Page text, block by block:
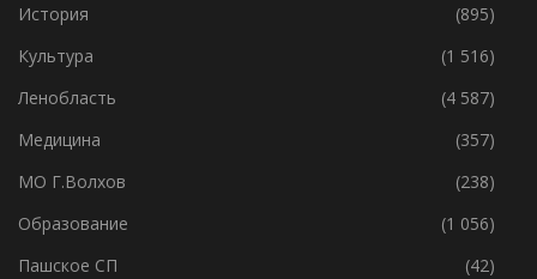
История
(895)
Культура
(1 516)
Ленобласть
(4 587)
Медицина
(357)
МО Г.Волхов
(238)
Образование
(1 056)
Пашское СП
(42)